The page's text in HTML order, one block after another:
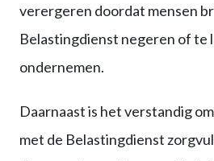
verergeren doordat mensen
Belastingdienst negeren of te
ondernemen.
Daarnaast is het verstandig
met de Belastingdienst